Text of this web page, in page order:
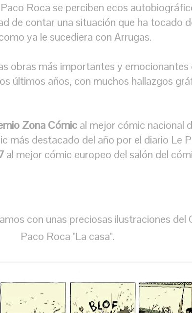
Roca se perciben ecos
de contar una situación que ha tocado
ya le sucediera con Arrugas.
obras más importantes y emocionantes
últimos años, con muchos hallazgos
Zona Cómic al mejor cómic nacional
más destacado del año por el diario Le
al mejor cómic europeo del salón del
con unas preciosas ilustraciones del
Paco Roca "La casa".